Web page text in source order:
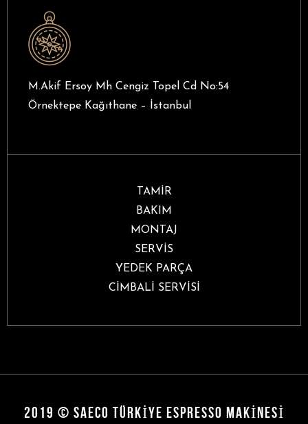
M.Akif Ersoy Mh Cengiz Topel Cd No:54
Örnektepe Kağıthane – İstanbul
TAMİR
BAKIM
MONTAJ
SERVİS
YEDEK PARÇA
CİMBALİ SERVİSİ
2019 © SAECO TÜRKIYE ESPRESSO MAKINESI